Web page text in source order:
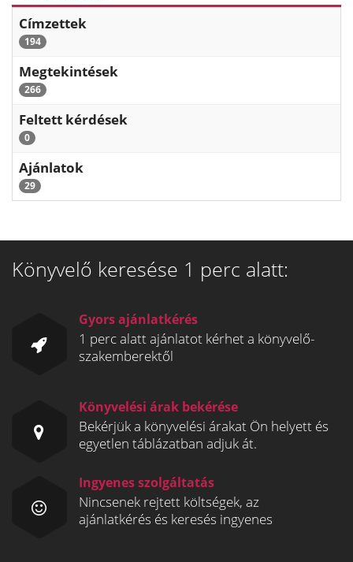
Címzettek
194
Megtekintések
266
Feltett kérdések
0
Ajánlatok
29
Könyvelő keresése 1 perc alatt:
Gyors ajánlatkérés
1 perc alatt ajánlatot kérhet a könyvelő-
szakemberektől
Könyvelési árak bekérése
Bekérjük a könyvelési árakat Ön helyett és
egyetlen táblázatban adjuk át.
Ingyenes szolgáltatás
Nincsenek rejtett költségek, az
ajánlatkérés és keresés ingyenes